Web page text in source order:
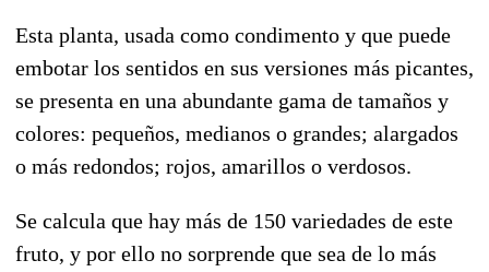
Esta planta, usada como condimento y que puede
embotar los sentidos en sus versiones más picantes,
se presenta en una abundante gama de tamaños y
colores: pequeños, medianos o grandes; alargados
o más redondos; rojos, amarillos o verdosos.
Se calcula que hay más de 150 variedades de este
fruto, y por ello no sorprende que sea de lo más